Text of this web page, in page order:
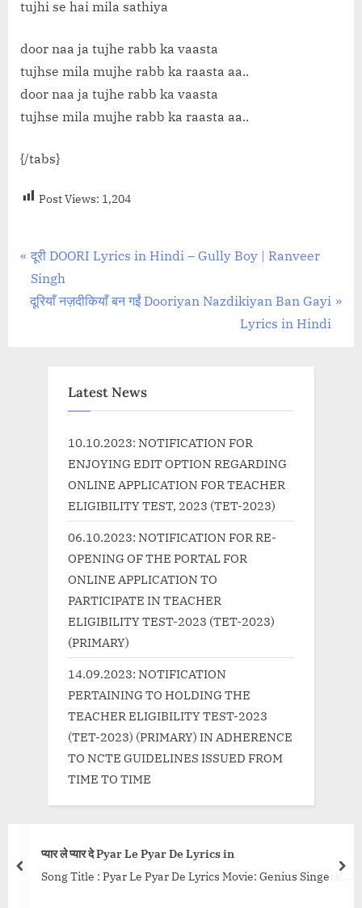
tujhi se hai mila sathiya
door naa ja tujhe rabb ka vaasta
tujhse mila mujhe rabb ka raasta aa..
door naa ja tujhe rabb ka vaasta
tujhse mila mujhe rabb ka raasta aa..
{/tabs}
Post Views: 1,204
Post
navigation
P
r
e
दूरी DOORI Lyrics in Hindi – Gully Boy | Ranveer
Singh
N
दूरियाँ नज़दीकियाँ बन गईं Dooriyan Nazdikiyan Ban Gayi
Lyrics in Hindi
Latest News
10.10.2023: NOTIFICATION FOR
ENJOYING EDIT OPTION REGARDING
ONLINE APPLICATION FOR TEACHER
ELIGIBILITY TEST, 2023 (TET-2023)
06.10.2023: NOTIFICATION FOR RE-
OPENING OF THE PORTAL FOR
ONLINE APPLICATION TO
PARTICIPATE IN TEACHER
ELIGIBILITY TEST-2023 (TET-2023)
(PRIMARY)
14.09.2023: NOTIFICATION
PERTAINING TO HOLDING THE
TEACHER ELIGIBILITY TEST-2023
(TET-2023) (PRIMARY) IN ADHERENCE
TO NCTE GUIDELINES ISSUED FROM
TIME TO TIME
प्यार ले प्यार दे Pyar Le Pyar De Lyrics in
Song Title : Pyar Le Pyar De Lyrics Movie: Genius Singers:
prev